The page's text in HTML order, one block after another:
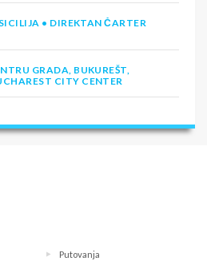
• DIREKTAN ČARTER
GRADA, BUKUREŠT,
CITY CENTER
Putovanja